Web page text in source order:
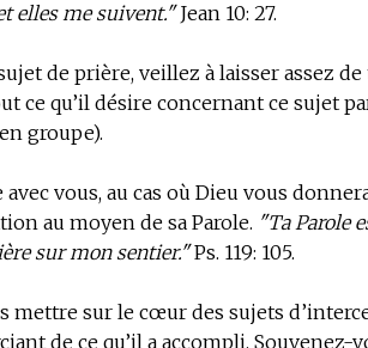
elles me suivent." Jean 10: 27.
de prière, veillez à laisser assez
ce qu’il désire concernant ce sujet
groupe).
vous, au cas où Dieu vous
au moyen de sa Parole. "Ta Parole
sur mon sentier." Ps. 119: 105.
mettre sur le cœur des sujets
de ce qu’il a accompli. Souvenez-